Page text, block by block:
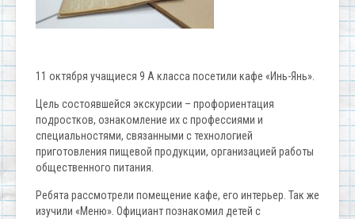
11 октября учащиеся 9 А класса посетили кафе «Инь-Янь».
Цель состоявшейся экскурсии – профориентация
подростков, ознакомление их с профессиями и
специальностями, связанными с технологией
приготовления пищевой продукции, организацией работы
общественного питания.
Ребята рассмотрели помещение кафе, его интерьер. Так же
изучили «Меню». Официант познакомил детей с